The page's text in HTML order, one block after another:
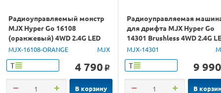
Радиоуправляемый монстр
MJX Hyper Go 16108
(оранжевый) 4WD 2.4G LED
1/16 RTR
MJX-16108-ORANGE MJX
Т 4 790 o
В корзину
Радиоуправляемая
для дрифта MJX Hyper Go
14301 Brushless 4WD 2.4G
1/14 RTR
MJX-14301
Т 9 990
В